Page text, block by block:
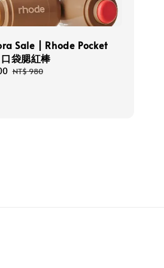
Sale | Rhode Pocket
袋腮紅棒
Regular
NT$ 980